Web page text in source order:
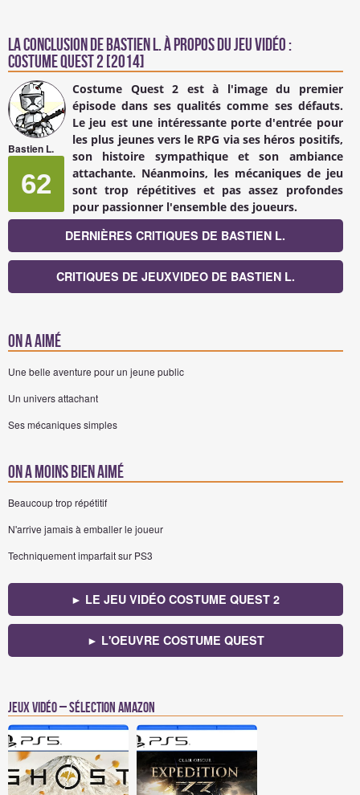
La conclusion de Bastien L.à propos du Jeu Vidéo :
Costume Quest 2 [2014]
Bastien L.
62
Costume Quest 2 est à l'image du premier
épisode dans ses qualités comme ses défauts.
Le jeu est une intéressante porte d'entrée pour
les plus jeunes vers le RPG via ses héros positifs,
son histoire sympathique et son ambiance
attachante. Néanmoins, les mécaniques de jeu
sont trop répétitives et pas assez profondes
pour passionner l'ensemble des joueurs.
DERNIÈRES CRITIQUES DE BASTIEN L.
CRITIQUES DE JEUXVIDEO DE BASTIEN L.
On a aimé
Une belle aventure pour un jeune public
Un univers attachant
Ses mécaniques simples
On a moins bien aimé
Beaucoup trop répétitif
N'arrive jamais à emballer le joueur
Techniquement imparfait sur PS3
► LE JEU VIDÉO COSTUME QUEST 2
► L'OEUVRE COSTUME QUEST
Jeux vidéo – Sélection Amazon